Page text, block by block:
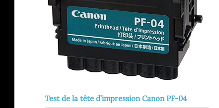
Test de la tête d’impression Canon PF-04